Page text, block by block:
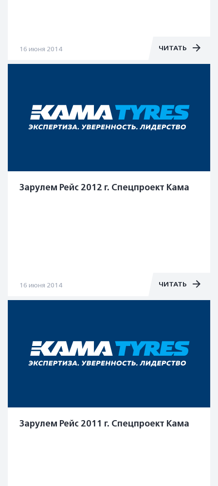
16 июня 2014 ЧИТАТЬ
Зарулем Рейс 2012 г. Спецпроект Кама
16 июня 2014 ЧИТАТЬ
Зарулем Рейс 2011 г. Спецпроект Кама